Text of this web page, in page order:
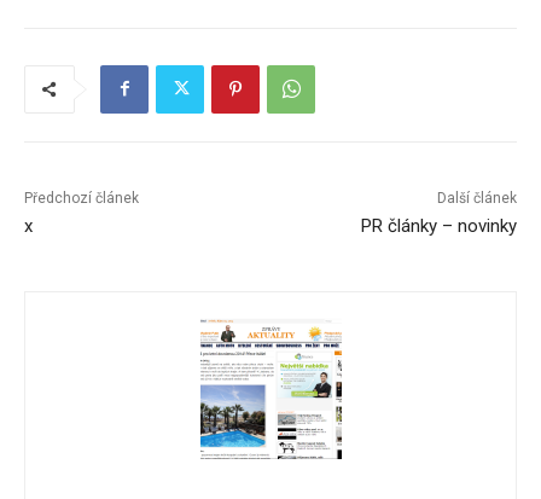
Předchozí článek
x
Další článek
PR články – novinky